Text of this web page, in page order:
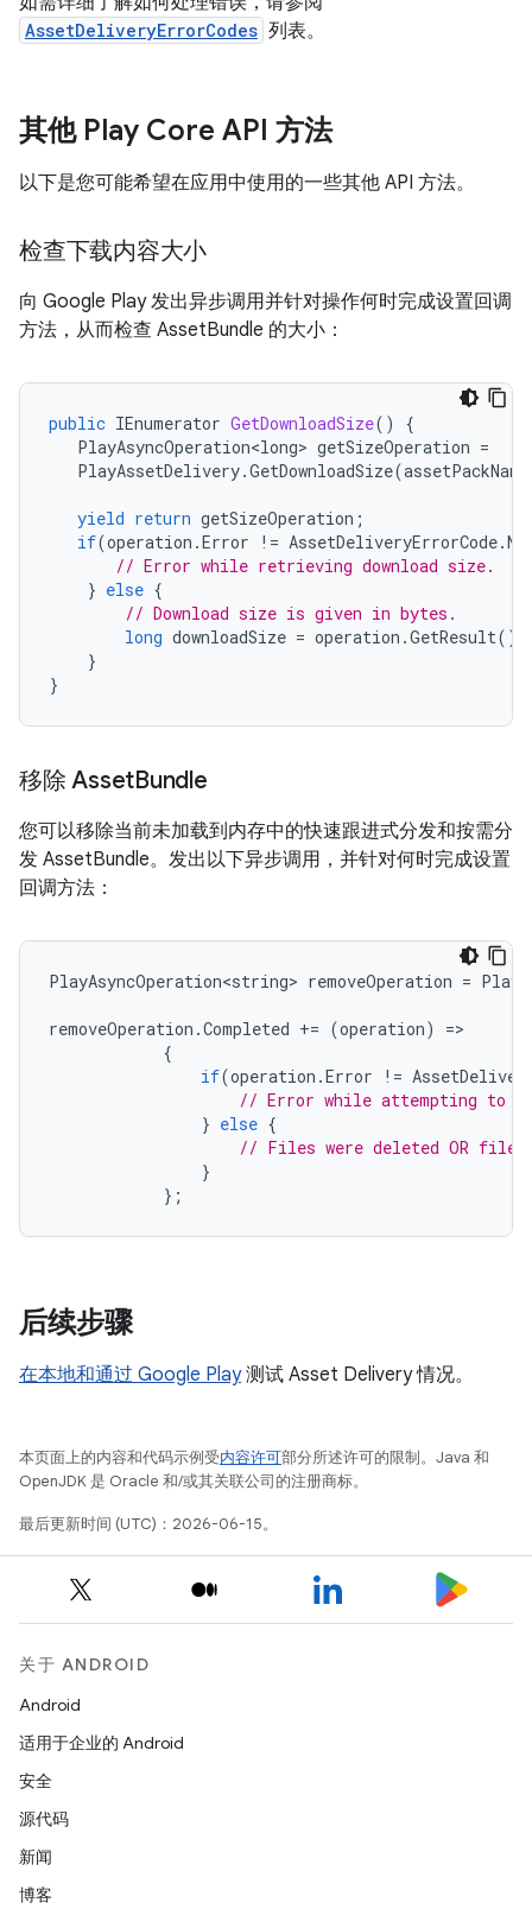
AssetDeliveryErrorCodes 列表。
其他 Play Core API 方法
以下是您可能希望在应用中使用的一些其他 API 方法。
检查下载内容大小
向 Google Play 发出异步调用并针对操作何时完成设置回调
方法，从而检查 AssetBundle 的大小：
public IEnumerator GetDownloadSize()
{
PlayAsyncOperation<long> getSizeOperation =
PlayAssetDelivery.GetDownloadSize(assetPackName
yield return getSizeOperation ;
if(operation .Error != AssetDeliveryErrorCode.
// Error while retrieving download size.
} else {
// Download size is given in bytes.
long downloadSize = operation .GetResult();
}
}
移除 AssetBundle
您可以移除当前未加载到内存中的快速跟进式分发和按需分
发 AssetBundle。发出以下异步调用，并针对何时完成设置
回调方法：
PlayAsyncOperation<string> removeOperation =
removeOperation .Completed += (operation) =
{
if(operation .Error !=
// Error while attempting to
} else {
// Files were deleted OR
}
};
后续步骤
在本地和通过 Google Play测试 Asset Delivery 情况。
本页面上的内容和代码示例受内容许可部分所述许可的限制。Java 和
OpenJDK 是 Oracle 和/或其关联公司的注册商标。
最后更新时间 (UTC)：2026-06-15。
关于 ANDROID
Android
适用于企业的 Android
安全
源代码
新闻
博客